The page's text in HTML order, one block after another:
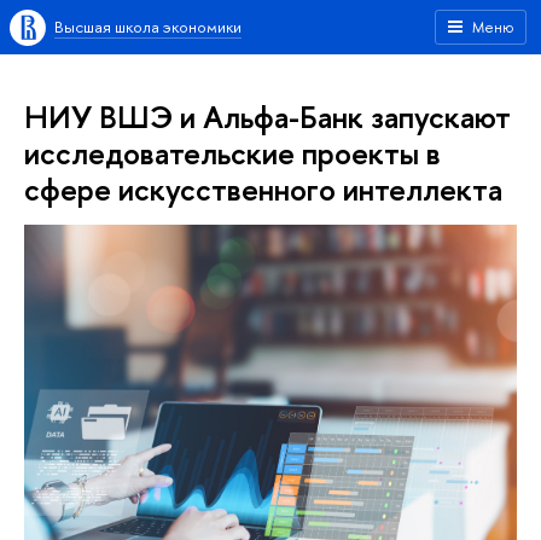
Меню
Высшая школа экономики
НИУ ВШЭ и Альфа-Банк запускают
исследовательские проекты в
сфере искусственного интеллекта